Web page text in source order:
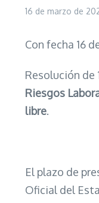
16 de marzo de
Con fecha 16
Resolución de
Riesgos
libre.
El plazo de
Oficial del